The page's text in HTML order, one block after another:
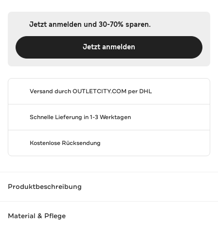
Jetzt anmelden und 30-70% sparen.
Jetzt anmelden
Versand durchOUTLETCITY.COM per DHL
Schnelle Lieferung in 1-3 Werktagen
Kostenlose Rücksendung
Produktbeschreibung
Material & Pflege